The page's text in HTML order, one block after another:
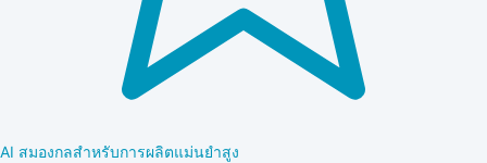
AI สมองกลสำหรับการผลิตแม่นยำสูง